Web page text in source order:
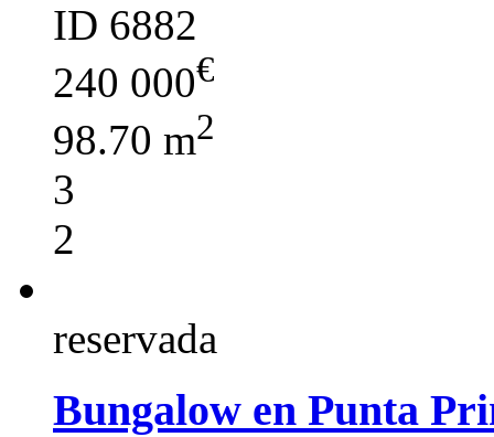
ID 6882
240 000€
98.70 m2
3
2
reservada
Bungalow en Punta